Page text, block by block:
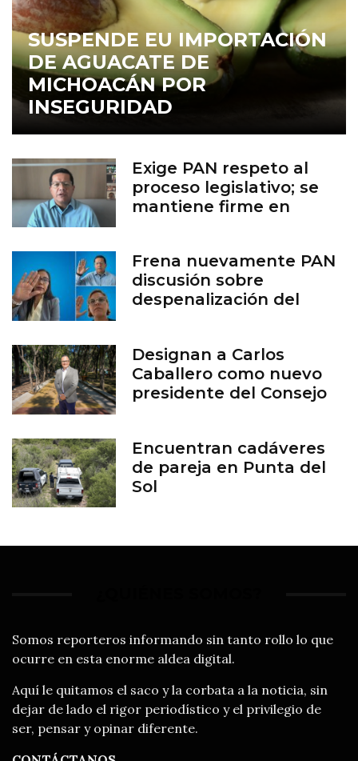
SUSPENDE EU IMPORTACIÓN
DE AGUACATE DE
MICHOACÁN POR
INSEGURIDAD
Exige PAN respeto al
proceso legislativo; se
mantiene firme en
Frena nuevamente PAN
discusión sobre
despenalización del
Designan a Carlos
Caballero como nuevo
presidente del Consejo
Encuentran cadáveres
de pareja en Punta del
Sol
Somos reporteros informando sin tanto rollo lo que
ocurre en esta enorme aldea digital.
Aquí le quitamos el saco y la corbata a la noticia, sin
dejar de lado el rigor periodístico y el privilegio de
ser, pensar y opinar diferente.